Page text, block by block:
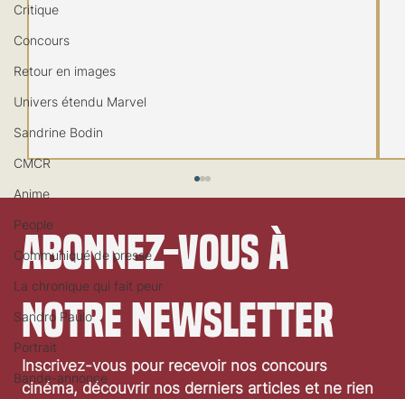
Critique
Concours
Retour en images
Univers étendu Marvel
Sandrine Bodin
CMCR
Anime
People
Communiqué de presse
La chronique qui fait peur
Sandro Paulo
Portrait
Bande-annonce
Festival de Locarno 2026: Wild at Heart
Abonnez-vous à
notre newsletter
Inscrivez-vous pour recevoir nos concours
cinéma, découvrir nos derniers articles et ne rien